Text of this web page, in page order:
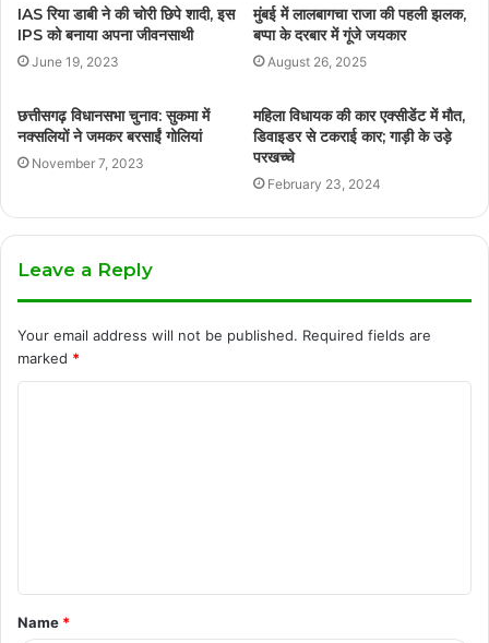
IAS रिया डाबी ने की चोरी छिपे शादी, इस
IPS को बनाया अपना जीवनसाथी
June 19, 2023
मुंबई में लालबागचा राजा की पहली झलक,
बप्पा के दरबार में गूंजे जयकार
August 26, 2025
छत्तीसगढ़ विधानसभा चुनाव: सुकमा में
नक्सलियों ने जमकर बरसाईं गोलियां
November 7, 2023
महिला विधायक की कार एक्सीडेंट में मौत,
डिवाइडर से टकराई कार; गाड़ी के उड़े
परखच्चे
February 23, 2024
Leave a Reply
Your email address will not be published. Required fields are
marked *
t
*
Name *